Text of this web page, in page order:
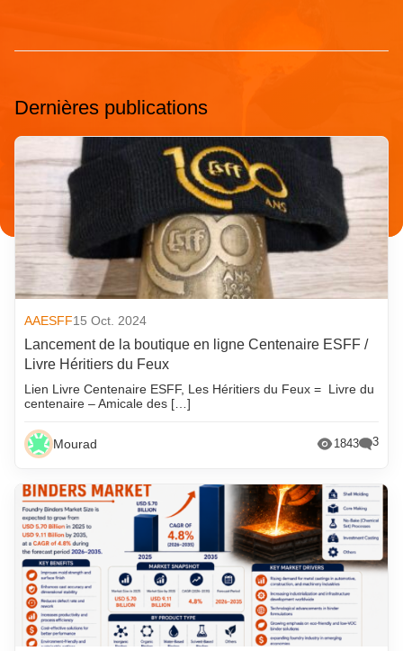
Dernières publications
AAESFF15 Oct. 2024
Lancement de la boutique en ligne Centenaire ESFF /
Livre Héritiers du Feux
Lien Livre Centenaire ESFF, Les Héritiers du Feux = Livre du
centenaire – Amicale des […]
Mourad 1843 3